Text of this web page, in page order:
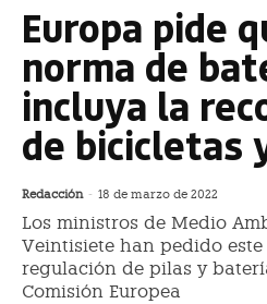
Europa pide
norma de
incluya la
de bicicletas
Redacción - 18 de marzo de 2022
Los ministros de Medio
Veintisiete han pedido este
regulación de pilas y
Comisión Europea